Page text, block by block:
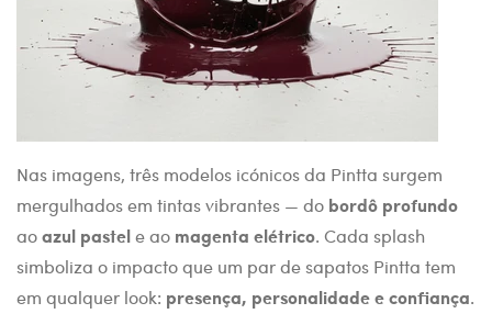
Nas imagens, três modelos icónicos da Pintta surgem
mergulhados em tintas vibrantes — do bordô profundo
aoazul pastele ao magenta elétrico. Cada splash
simboliza o impacto que um par de sapatos Pintta tem
em qualquer look: presença, personalidade e confiança.